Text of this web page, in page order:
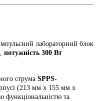
лабораторний блок
потужність 300 Вт
струма SPPS-
(213 мм х 155 мм х
функціональністю та